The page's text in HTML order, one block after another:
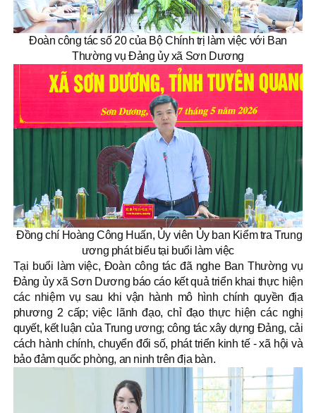
Đoàn công tác số 20 của Bộ Chính trị làm việc với Ban
Thường vụ Đảng ủy xã Sơn Dương
Đồng chí Hoàng Công Huấn, Ủy viên Ủy ban Kiểm tra Trung
ương phát biểu tại buổi làm việc
Tại buổi làm việc, Đoàn công tác đã nghe Ban Thường vụ
Đảng ủy xã Sơn Dương báo cáo kết quả triển khai thực hiện
các nhiệm vụ sau khi vận hành mô hình chính quyền địa
phương 2 cấp; việc lãnh đạo, chỉ đạo thực hiện các nghị
quyết, kết luận của Trung ương; công tác xây dựng Đảng, cải
cách hành chính, chuyển đổi số, phát triển kinh tế - xã hội và
bảo đảm quốc phòng, an ninh trên địa bàn.